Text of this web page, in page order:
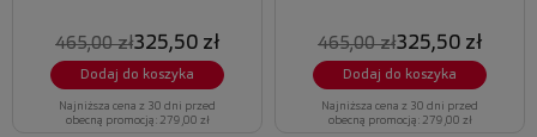
465,00 zł325,50 zł
Dodaj do koszyka
Najniższa cena z 30 dni przed
obecną promocją: 279,00 zł
465,00 zł325,50 zł
Dodaj do koszyka
Najniższa cena z 30 dni przed
obecną promocją: 279,00 zł